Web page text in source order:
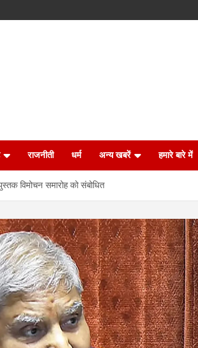
राजनीती धर्म अन्य खबरें हमारे बारे में
विमोचन समारोह को संबोधित